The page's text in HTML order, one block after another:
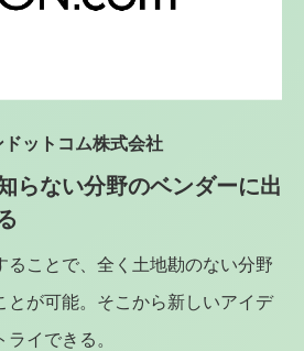
ドットコム株式会社
らない分野のベンダーに出
ることで、全く土地勘のない分野
とが可能。そこから新しいアイデ
イできる。